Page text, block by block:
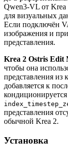
Qwen3-VL от Krea
для визуальных
Если подключён
изображения и
представления.
Krea 2 Ostris Edit
чтобы она
представления
добавляется к
представления
обычной Krea 2.
Установка